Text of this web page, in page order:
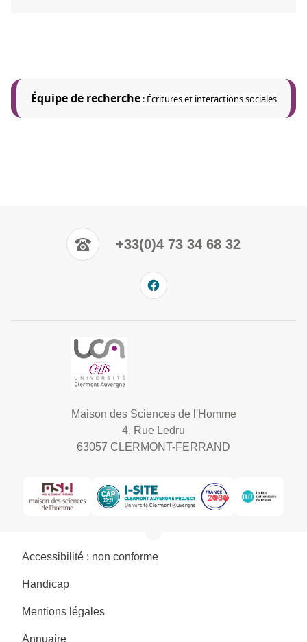
Équipe de recherche: Écritures et interactions sociales
+33(0)4 73 34 68 32
Maison des Sciences de l'Homme
4, Rue Ledru
63057 CLERMONT-FERRAND
Accessibilité : non conforme
Handicap
Mentions légales
Annuaire